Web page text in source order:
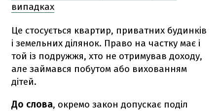
випадках
Це стосується квартир, приватних будинків
і земельних ділянок. Право на частку має і
той із подружжя, хто не отримував доходу,
але займався побутом або вихованням
дітей.
До слова, окремо закон допускає поділ